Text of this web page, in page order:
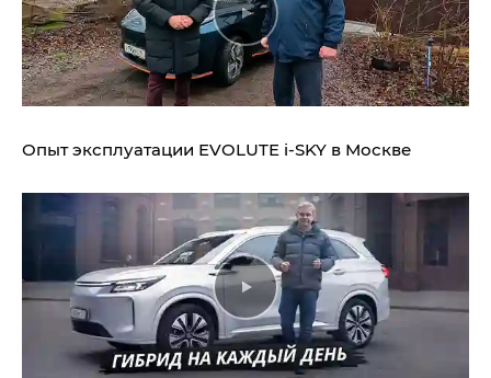
Опыт эксплуатации EVOLUTE i‑SKY в Москве